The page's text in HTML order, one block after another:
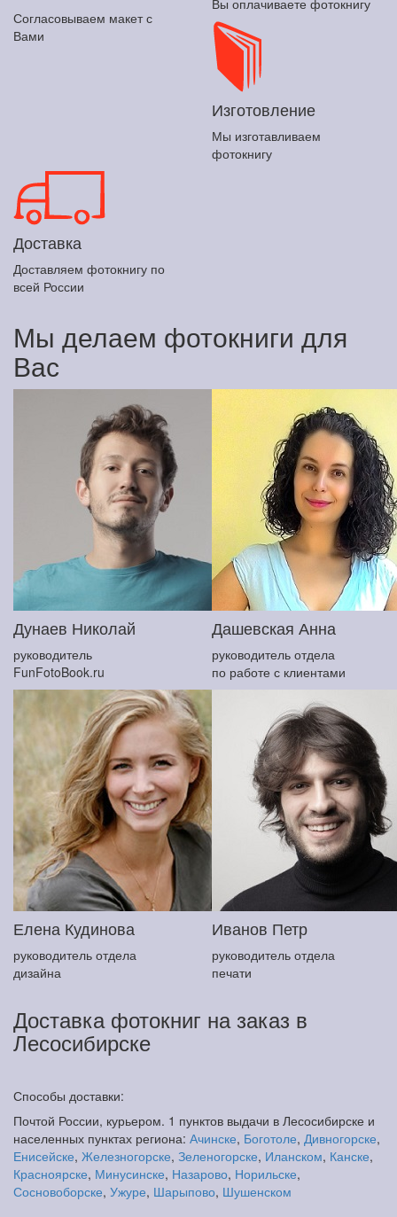
Согласовываем макет с
Вами
Изготовление
Мы изготавливаем
фотокнигу
Доставка
Доставляем фотокнигу по
всей России
Мы делаем фотокниги для
Вас
Дунаев Николай
руководитель
FunFotoBook.ru
Дашевская Анна
руководитель отдела
по работе с клиентами
Елена Кудинова
руководитель отдела
дизайна
Иванов Петр
руководитель отдела
печати
Доставка фотокниг на заказ в
Лесосибирске
Способы доставки:
Почтой России, курьером. 1 пунктов выдачи в Лесосибирске и
населенных пунктах региона: Ачинске, Боготоле, Дивногорске,
Енисейске, Железногорске, Зеленогорске, Иланском, Канске,
Красноярске, Минусинске, Назарово, Норильске,
Сосновоборске, Ужуре, Шарыпово, Шушенском